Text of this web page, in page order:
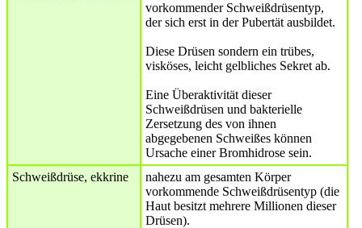
vorkommender Schweißdrüsentyp,
der sich erst in der Pubertät ausbildet.
Diese Drüsen sondern ein trübes,
visköses, leicht gelbliches Sekret ab.
Eine Überaktivität dieser
Schweißdrüsen und bakterielle
Zersetzung des von ihnen
abgegebenen Schweißes können
Ursache einer Bromhidrose sein.
Schweißdrüse, ekkrine
nahezu am gesamten Körper
vorkommende Schweißdrüsentyp (die
Haut besitzt mehrere Millionen dieser
Drüsen).